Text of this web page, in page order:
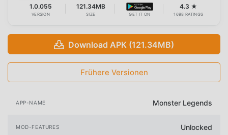
1.0.055
VERSION
121.34MB
SIZE GET IT ON
4.3 ★
1698 RATINGS
Download APK (121.34MB)
Frühere Versionen
APP-NAME Monster Legends
MOD-FEATURES Unlocked